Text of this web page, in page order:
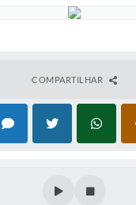
COMPARTILHAR